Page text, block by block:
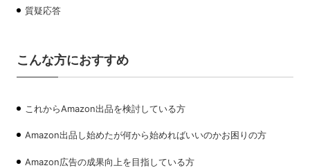
質疑応答
こんな方におすすめ
これからAmazon出品を検討している方
Amazon出品し始めたが何から始めればいいのかお困りの方
Amazon広告の成果向上を目指している方